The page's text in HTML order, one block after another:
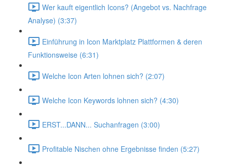
Wer kauft eigentlich Icons? (Angebot vs. Nachfrage
Analyse) (3:37)
Einführung in Icon Marktplatz Plattformen & deren
Funktionsweise (6:31)
Welche Icon Arten lohnen sich? (2:07)
Welche Icon Keywords lohnen sich? (4:30)
ERST...DANN... Suchanfragen (3:00)
Profitable Nischen ohne Ergebnisse finden (5:27)